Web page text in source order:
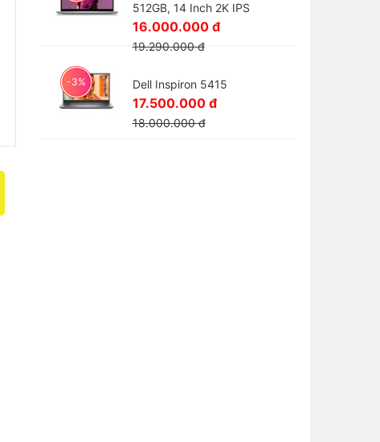
512GB, 14 Inch 2K IPS
16.000.000 đ
19.290.000 đ
-3% Dell Inspiron 5415
17.500.000 đ
18.000.000 đ